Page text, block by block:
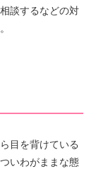
談するなどの対
目を背けている
いわがままな態